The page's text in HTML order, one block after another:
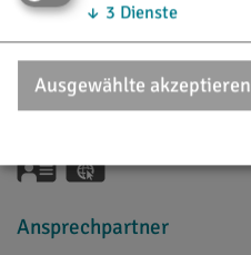
Adresse
Zweifachturnhalle
Am Kreuzberg 20
85135 Titting
vCard GPS:
Ansprechpartner
↓ 3 Dienste
Ausgewählte akzeptieren